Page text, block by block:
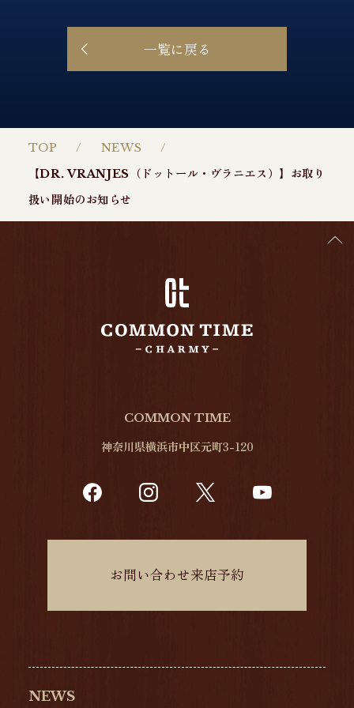
TOP
NEWS
【DR. VRANJES（ドットール・ヴラニエス）】お取り
扱い開始のお知らせ
一覧に戻る
NEWS
COMMON TIME
神奈川県横浜市中区元町3-120
お問い合わせ来店予約